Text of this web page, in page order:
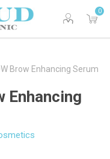
0
Brow Enhancing Serum
Enhancing